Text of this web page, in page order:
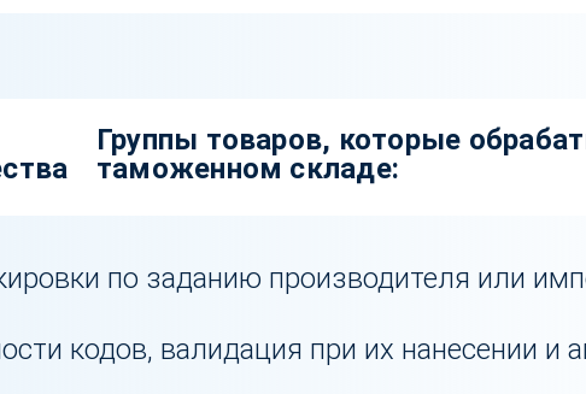
Группы товаров, которые
таможенном складе:
по заданию производителя или
кодов, валидация при их нанесении и